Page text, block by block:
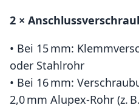
2 ×
• Bei 15 mm:
oder Stahlrohr
• Bei 16 mm:
2,0 mm Alupex-Rohr (z.